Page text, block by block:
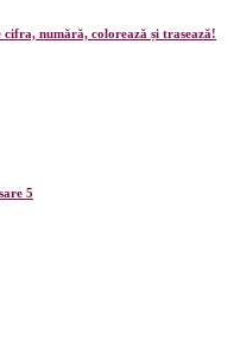
cifra, numără, colorează și trasează!
5